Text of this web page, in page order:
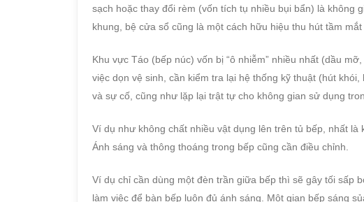
sạch hoặc thay đổi rèm (vốn tích tụ nhiều bụi bẩn) là không
khung, bệ cửa sổ cũng là một cách hữu hiệu thu hút tầm
Khu vực Táo (bếp núc) vốn bị “ô nhiễm” nhiều nhất (dầu
việc dọn vệ sinh, cần kiểm tra lại hệ thống kỹ thuật (hút
và sự cố, cũng như lặp lại trật tự cho không gian sử dụng
Ví dụ như không chất nhiều vật dụng lên trên tủ bếp, nhất
Ánh sáng và thông thoáng trong bếp cũng cần điều chỉnh.
Ví dụ chỉ cần dùng một đèn trần giữa bếp thì sẽ gây tối sấp
làm việc để bàn bếp luôn đủ ánh sáng. Một gian bếp sáng